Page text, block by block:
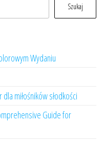
Szukaj
Wydaniu
miłośników słodkości
Guide for